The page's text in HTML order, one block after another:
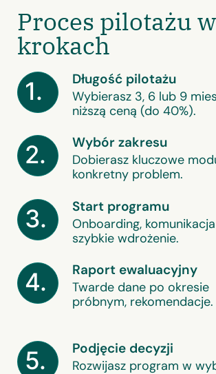
Proces pilotażu
krokach
1. Długość pilotażu
Wybierasz 3, 6 lub 9
niższą ceną (do 40%).
2. Wybór zakresu
Dobierasz kluczowe
konkretny problem.
3. Start programu
Onboarding,
szybkie wdrożenie.
4. Raport ewaluacyjny
Twarde dane po okresie
próbnym, rekomendacje.
5. Podjęcie decyzji
Rozwijasz program w